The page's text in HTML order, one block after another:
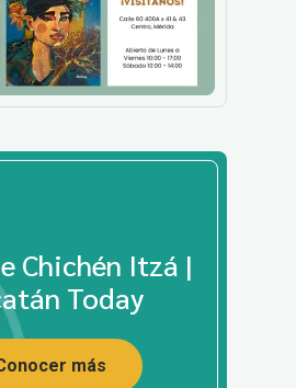
Chichén Itzá |
Today
más